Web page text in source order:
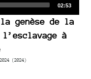
Total
02:53
genèse de la
à
(2024)